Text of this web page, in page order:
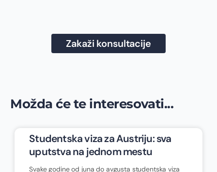
Zakaži konsultacije
Možda će te interesovati...
Studentska viza za Austriju: sva
uputstva na jednom mestu
Svake godine od juna do avgusta studentska viza